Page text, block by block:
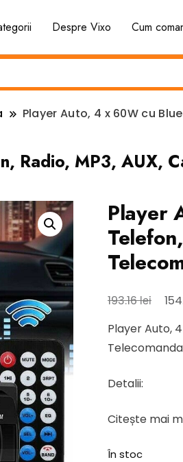
Despre Vixo Cum
Player Auto, 4 x 60W cu
Radio, MP3, AUX,
Player
193.16lei
a
fost:
Player Auto,
Telecomanda
Detalii:
Citește mai
În stoc